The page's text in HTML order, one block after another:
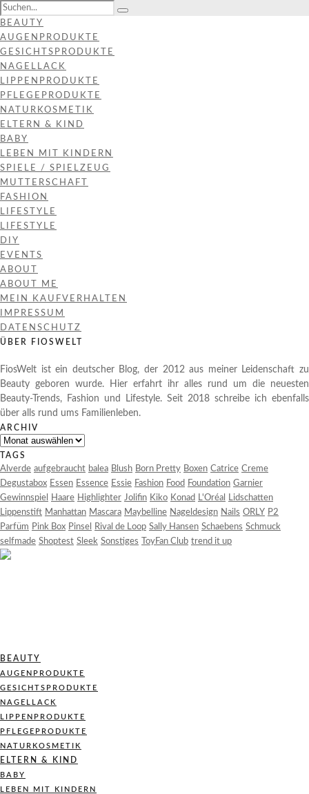
BEAUTY
AUGENPRODUKTE
GESICHTSPRODUKTE
NAGELLACK
LIPPENPRODUKTE
PFLEGEPRODUKTE
NATURKOSMETIK
ELTERN & KIND
BABY
LEBEN MIT KINDERN
SPIELE / SPIELZEUG
MUTTERSCHAFT
FASHION
LIFESTYLE
LIFESTYLE
DIY
EVENTS
ABOUT
ABOUT ME
MEIN KAUFVERHALTEN
IMPRESSUM
DATENSCHUTZ
ÜBER FIOSWELT
FiosWelt ist ein deutscher Blog, der 2012 aus meiner Leidenschaft zu
Beauty geboren wurde. Hier erfahrt ihr alles rund um die neuesten
Beauty-Trends, Fashion und Lifestyle. Seit 2018 schreibe ich ebenfalls
über alls rund ums Familienleben.
ARCHIV
Archiv
TAGS
Alverde aufgebraucht balea Blush Born Pretty Boxen Catrice Creme
Degustabox Essen Essence Essie Fashion Food Foundation Garnier
Gewinnspiel
Haare Highlighter Jolifin Kiko Konad L'Oréal
Lidschatten
Lippenstift Manhattan Mascara Maybelline Nageldesign Nails ORLY P2
Parfüm Pink Box Pinsel Rival de Loop Sally Hansen Schaebens Schmuck
selfmade Shoptest Sleek Sonstiges ToyFan Club trend it up
BEAUTY
AUGENPRODUKTE
GESICHTSPRODUKTE
NAGELLACK
LIPPENPRODUKTE
PFLEGEPRODUKTE
NATURKOSMETIK
ELTERN & KIND
BABY
LEBEN MIT KINDERN